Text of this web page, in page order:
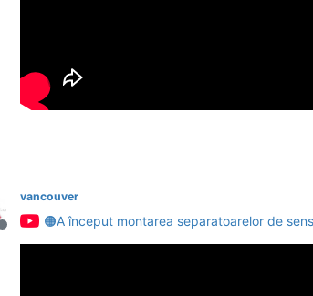
Deconectat
vancouver
🟠A început montarea separatoarelor de